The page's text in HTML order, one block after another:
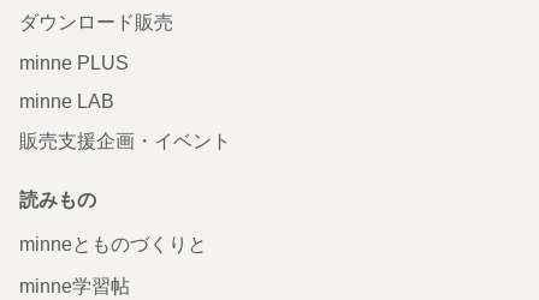
ダウンロード販売
minne PLUS
minne LAB
販売支援企画・イベント
読みもの
minneとものづくりと
minne学習帖